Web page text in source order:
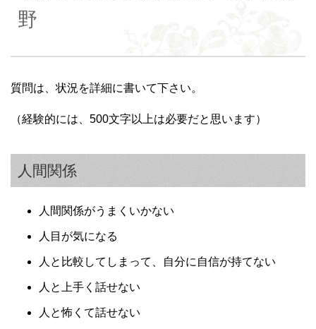
野
質問は、状況を詳細に書いて下さい。
（経験的には、500文字以上は必要だと思います）
人間関係
人間関係がうまくいかない
人目が気になる
人と比較してしまって、自分に自信が持てない
人と上手く話せない
人と怖くて話せない